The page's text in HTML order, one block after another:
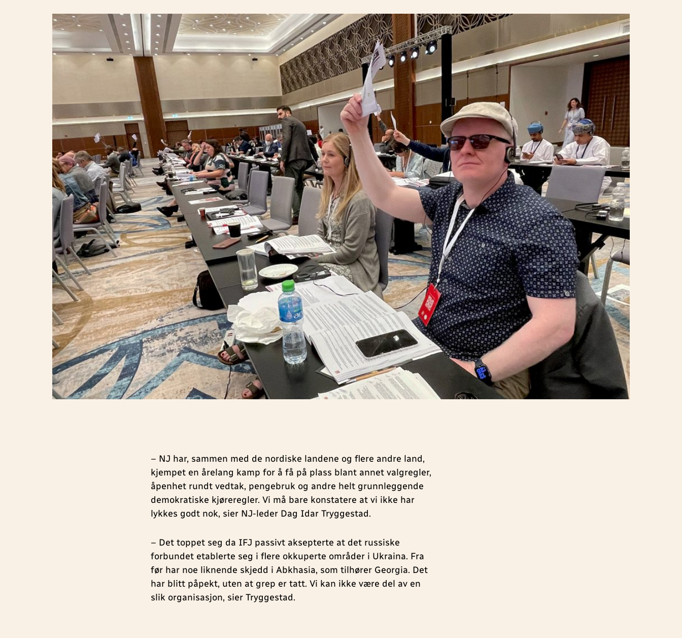
– NJ har, sammen med de nordiske landene og flere andre land,
kjempet en årelang kamp for å få på plass blant annet valgregler,
åpenhet rundt vedtak, pengebruk og andre helt grunnleggende
demokratiske kjøreregler. Vi må bare konstatere at vi ikke har
lykkes godt nok, sier NJ-leder Dag Idar Tryggestad.
– Det toppet seg da IFJ passivt aksepterte at det russiske
forbundet etablerte seg i flere okkuperte områder i Ukraina. Fra
før har noe liknende skjedd i Abkhasia, som tilhører Georgia. Det
har blitt påpekt, uten at grep er tatt. Vi kan ikke være del av en
slik organisasjon, sier Tryggestad.